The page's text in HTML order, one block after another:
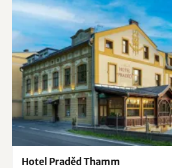
Hotel Praděd Thamm